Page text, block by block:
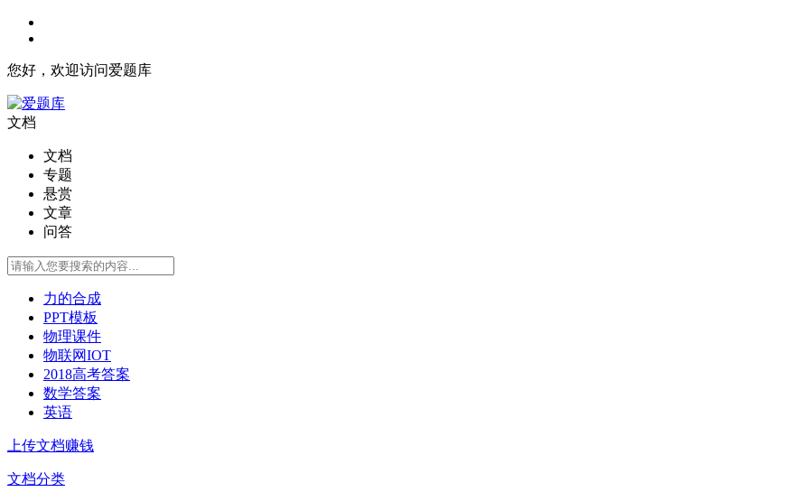
您好，欢迎访问爱题库
文档
文档
专题
悬赏
文章
问答
力的合成
PPT模板
物理课件
物联网IOT
2018高考答案
数学答案
英语
上传文档赚钱
文档分类